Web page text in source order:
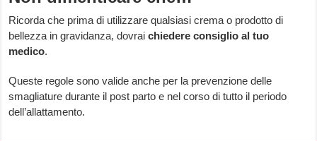
Ricorda che prima di utilizzare qualsiasi crema o prodotto di
bellezza in gravidanza, dovraichiedere consiglio al tuo
medico.
Queste regole sono valide anche per la prevenzione delle
smagliature durante il post parto e nel corso di tutto il periodo
dell’allattamento.